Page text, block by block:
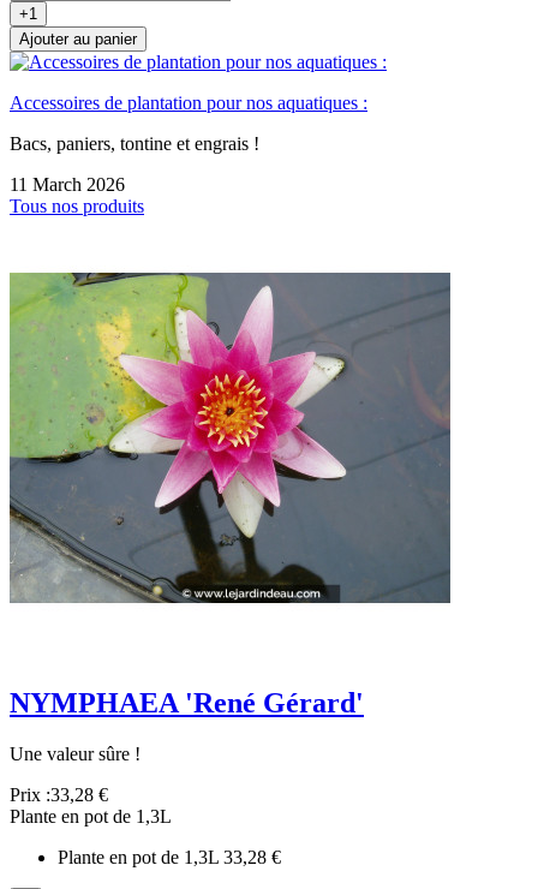
+1
Ajouter au panier
Accessoires de plantation pour nos aquatiques :
Bacs, paniers, tontine et engrais !
11 March 2026
Tous nos produits
NYMPHAEA 'René Gérard'
Une valeur sûre !
Prix :33,28 €
Plante en pot de 1,3L
Plante en pot de 1,3L 33,28 €